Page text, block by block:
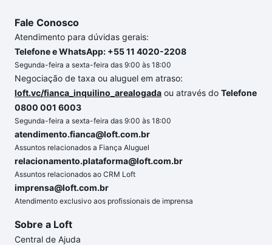
Fale Conosco
Atendimento para dúvidas gerais:
Telefone e WhatsApp: +55 11 4020-2208
Segunda-feira a sexta-feira das 9:00 às 18:00
Negociação de taxa ou aluguel em atraso:
loft.vc/fianca_inquilino_arealogada ou através do Telefone
0800 001 6003
Segunda-feira a sexta-feira das 9:00 às 18:00
atendimento.fianca@loft.com.br
Assuntos relacionados a Fiança Aluguel
relacionamento.plataforma@loft.com.br
Assuntos relacionados ao CRM Loft
imprensa@loft.com.br
Atendimento exclusivo aos profissionais de imprensa
Sobre a Loft
Central de Ajuda